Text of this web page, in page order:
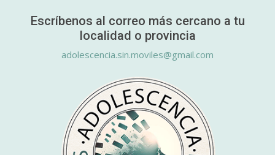
Escríbenos al correo más cercano a tu
localidad o provincia
adolescencia.sin.moviles@gmail.com